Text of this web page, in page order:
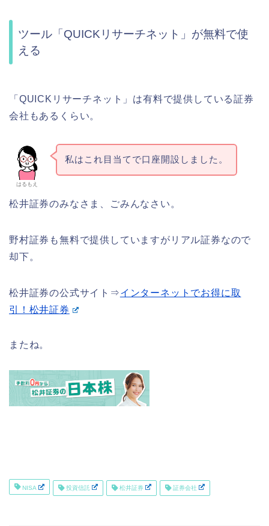
ツール 「QUICKリサーチネット」 が無料で使
える
「QUICKリサーチネット」は有料で提供している証券
会社もあるくらい。
はるもえ
私はこれ目当てで口座開設しました。
松井証券のみなさま、ごみんなさい。
野村証券も無料で提供していますがリアル証券なので
却下。
松井証券の公式サイト⇒インターネットでお得に取
引！松井証券
またね。
NISA 投資信託 松井証券 証券会社